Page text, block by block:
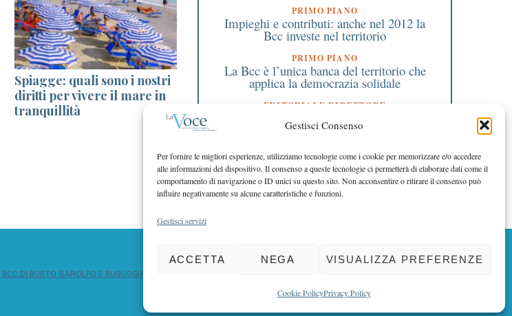
Gestisci Consenso
Per fornire le migliori esperienze, utilizziamo tecnologie come i cookie per memorizzare e/o accedere
alle informazioni del dispositivo. Il consenso a queste tecnologie ci permetterà di elaborare dati come il
comportamento di navigazione o ID unici su questo sito. Non acconsentire o ritirare il consenso può
influire negativamente su alcune caratteristiche e funzioni.
Gestisci servizi
ACCETTA NEGA VISUALIZZA PREFERENZE
Cookie PolicyPrivacy Policy
Spiagge: quali sono i nostri
diritti per vivere il mare in
tranquillità
Misurare la temperatura in
azienda e tutelate i
comportarsi per la privacy
Mario Draghi: il testo
PRIMO PIANO
Impieghi e contributi: anche nel 2012 la
Bcc investe nel territorio
PRIMO PIANO
La Bcc è l’unica banca del territorio che
applica la democrazia solidale
EDITORIALE DIRETTORE
Fedeli alla nostra mission
BCC DI BUSTO GAROLFO E BUGUGGIATE
BACK TO TOP